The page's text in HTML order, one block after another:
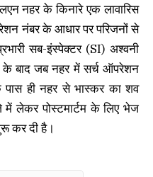
नहर के किनारे एक लावारिस
नंबर के आधार पर परिजनों से
सब-इंस्पेक्टर (SI) अश्वनी
के बाद जब नहर में सर्च ऑपरेशन
पास ही नहर से भास्कर का शव
लेकर पोस्टमार्टम के लिए भेज
कर दी है।